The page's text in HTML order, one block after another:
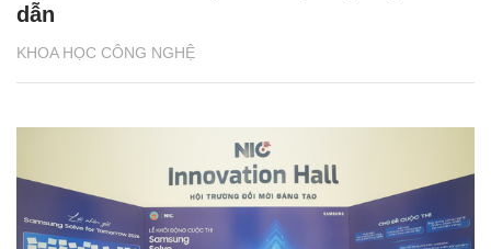
KHOA HỌC CÔNG NGHỆ
dẫn